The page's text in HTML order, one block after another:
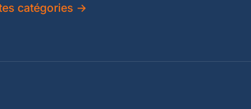
catégories →